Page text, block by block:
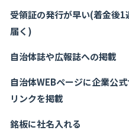
受領証の発行が早い(着金後1
届く)
自治体誌や広報誌への掲載
自治体WEBページに企業公
リンクを掲載
銘板に社名入れる